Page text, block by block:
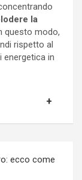
la
questo modo,
rispetto al
energetica in
ecco come